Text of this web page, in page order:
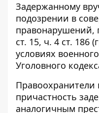
Задержанному
подозрении в
правонарушений,
ст. 15, ч. 4 ст. 186
условиях
Уголовного
Правоохранители
причастность
аналогичным